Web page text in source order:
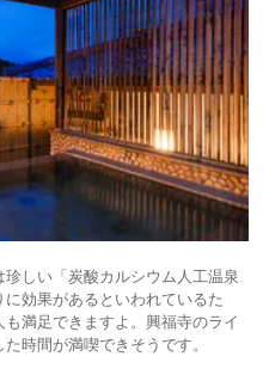
しい「炭酸カルシウム人工温泉
効果があるといわれているた
満足できますよ。興福寺のライ
時間が満喫できそうです。